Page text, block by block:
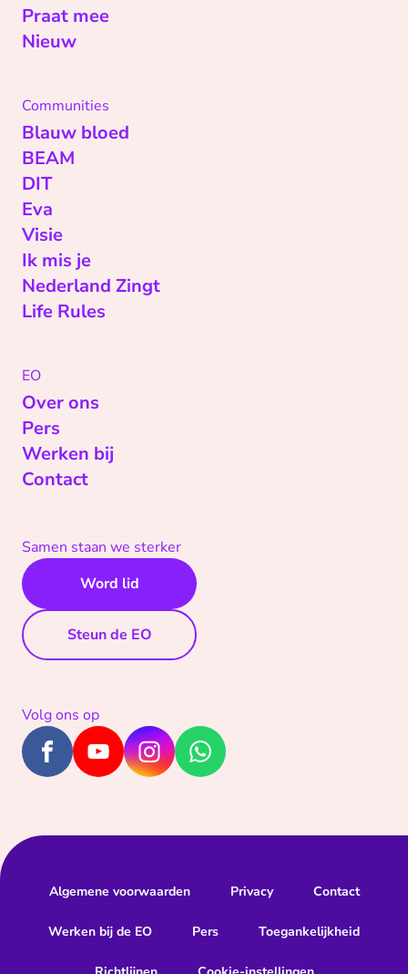
Praat mee
Nieuw
Communities
Blauw bloed
BEAM
DIT
Eva
Visie
Ik mis je
Nederland Zingt
Life Rules
EO
Over ons
Pers
Werken bij
Contact
Samen staan we sterker
Word lid
Steun de EO
Volg ons op
Algemene voorwaarden Privacy Contact
Werken bij de EO Pers Toegankelijkheid